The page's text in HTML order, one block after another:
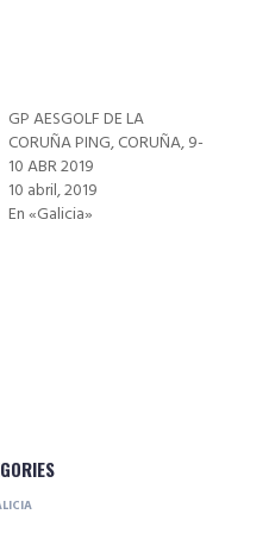
GP AESGOLF DE LA
CORUÑA PING, CORUÑA, 9-
10 ABR 2019
10 abril, 2019
En «Galicia»